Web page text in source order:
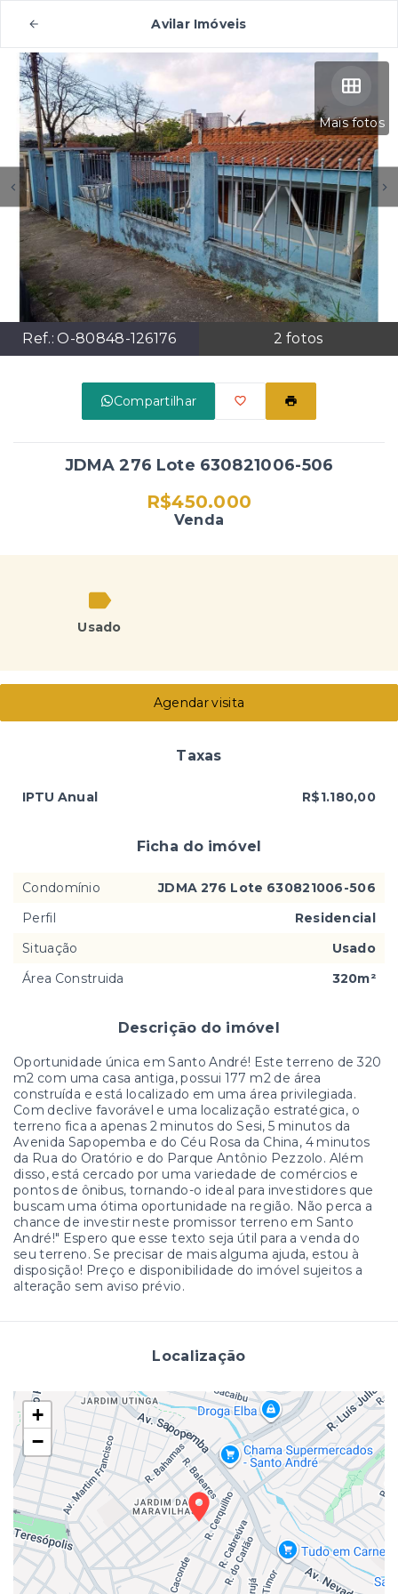
Avilar Imóveis
Mais fotos
Ref.:O-80848-126176 2 fotos
Compartilhar
JDMA 276 Lote 630821006-506
R$450.000
Venda
Usado
Descrição do imóvel
Oportunidade única em Santo André! Este terreno de 320
m2 com uma casa antiga, possui 177 m2 de área
construída e está localizado em uma área privilegiada.
Com declive favorável e uma localização estratégica, o
terreno fica a apenas 2 minutos do Sesi, 5 minutos da
Avenida Sapopemba e do Céu Rosa da China, 4 minutos
da Rua do Oratório e do Parque Antônio Pezzolo. Além
disso, está cercado por uma variedade de comércios e
pontos de ônibus, tornando-o ideal para investidores que
buscam uma ótima oportunidade na região. Não perca a
chance de investir neste promissor terreno em Santo
André!" Espero que esse texto seja útil para a venda do
seu terreno. Se precisar de mais alguma ajuda, estou à
disposição! Preço e disponibilidade do imóvel sujeitos a
alteração sem aviso prévio.
Localização
+
−
Agendar visita
Taxas
IPTU Anual R$1.180,00
Ficha do imóvel
Condomínio
JDMA 276 Lote 630821006-506
Perfil
Residencial
Situação
Usado
Área Construida
320m²